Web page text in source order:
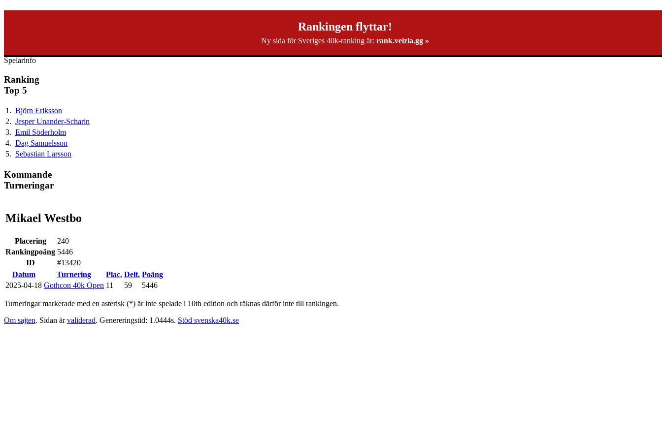
Rankingen flyttar!
Ny sida för Sveriges 40k-ranking är: rank.veizla.gg »
Spelarinfo
Ranking
Top 5
1. Björn Eriksson
2. Jesper Unander-Scharin
3. Emil Söderholm
4. Dag Samuelsson
5. Sebastian Larsson
Kommande
Turneringar
Mikael Westbo
Placering
240
Rankingpoäng 5446
ID
#13420
Datum
Turnering Plac. Delt. Poäng
2025-04-18 Gothcon 40k Open 11 59 5446
Turneringar markerade med en asterisk (*) är inte spelade i 10th edition och räknas därför inte till rankingen.
Om sajten. Sidan ärvaliderad. Genereringstid: 1.0444s. Stöd svenska40k.se